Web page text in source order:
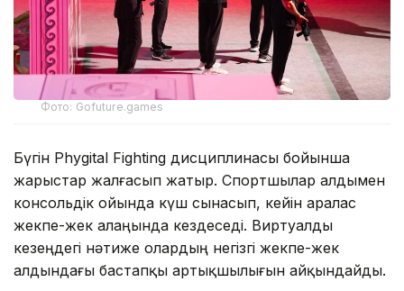
Фото: Gofuture.games
Бүгін Phygital Fighting дисциплинасы бойынша
жарыстар жалғасып жатыр. Спортшылар алдымен
консольдік ойында күш сынасып, кейін аралас
жекпе-жек алаңында кездеседі. Виртуалды
кезеңдегі нәтиже олардың негізгі жекпе-жек
алдындағы бастапқы артықшылығын айқындайды.